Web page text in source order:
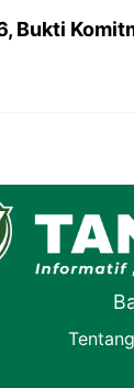
Bukti
Tentang